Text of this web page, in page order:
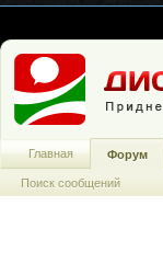
Главная Форум
Поиск сообщений